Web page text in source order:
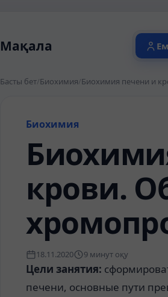
Мақала
Басты бет/Биохимия/Биохимия печени и
Биохимия
крови.
18.11.2020 9 минут оқу
Цели занятия:
печени, основные пути